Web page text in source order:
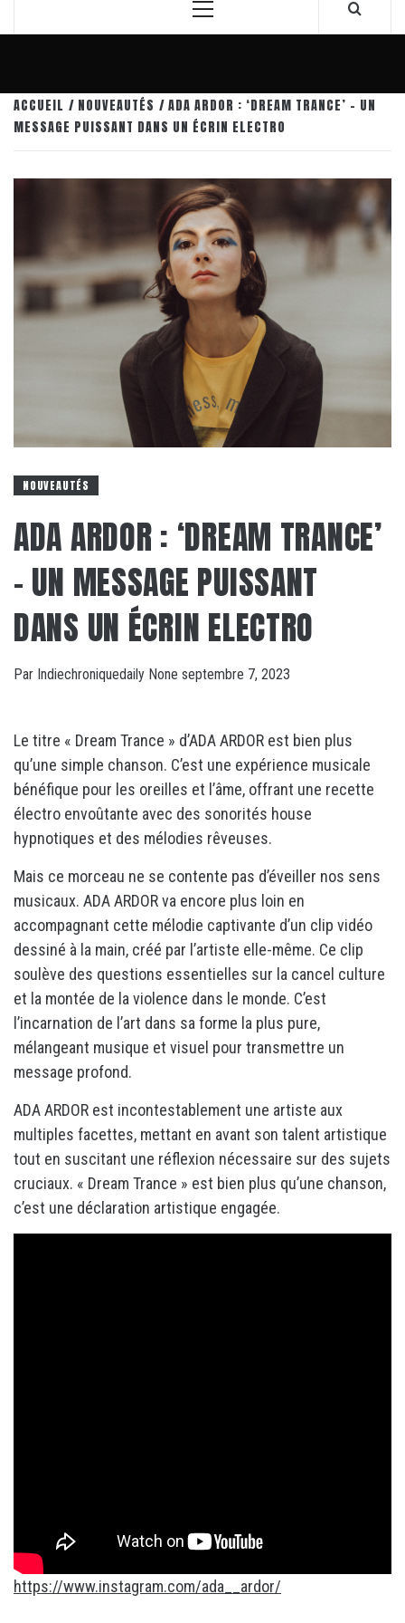
Menu
ACCUEIL NOUVEAUTÉS
ADA ARDOR : ‘DREAM TRANCE’ – UN
MESSAGE PUISSANT DANS UN ÉCRIN ELECTRO
NOUVEAUTÉS
ADA ARDOR : ‘DREAM TRANCE’
– UN MESSAGE PUISSANT
DANS UN ÉCRIN ELECTRO
Par Indiechroniquedaily None septembre 7, 2023
Le titre « Dream Trance » d’ADA ARDOR est bien plus
qu’une simple chanson. C’est une expérience musicale
bénéfique pour les oreilles et l’âme, offrant une recette
électro envoûtante avec des sonorités house
hypnotiques et des mélodies rêveuses.
Mais ce morceau ne se contente pas d’éveiller nos sens
musicaux. ADA ARDOR va encore plus loin en
accompagnant cette mélodie captivante d’un clip vidéo
dessiné à la main, créé par l’artiste elle-même. Ce clip
soulève des questions essentielles sur la cancel culture
et la montée de la violence dans le monde. C’est
l’incarnation de l’art dans sa forme la plus pure,
mélangeant musique et visuel pour transmettre un
message profond.
ADA ARDOR est incontestablement une artiste aux
multiples facettes, mettant en avant son talent artistique
tout en suscitant une réflexion nécessaire sur des sujets
cruciaux. « Dream Trance » est bien plus qu’une chanson,
c’est une déclaration artistique engagée.
https://www.instagram.com/ada__ardor/